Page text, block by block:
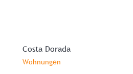
Costa Dorada
Wohnungen